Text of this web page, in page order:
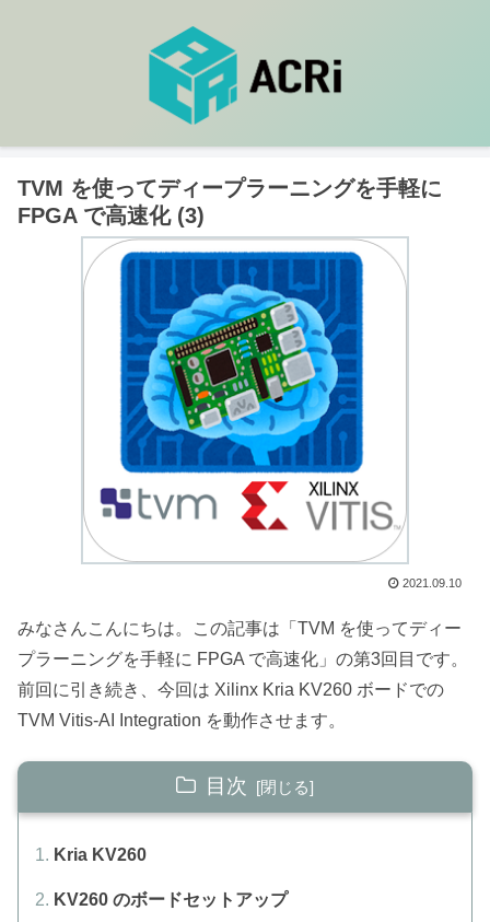
TVM を使ってディープラーニングを手軽に
FPGA で高速化 (3)
2021.09.10
みなさんこんにちは。この記事は「TVM を使ってディー
プラーニングを手軽に FPGA で高速化」の第3回目です。
前回に引き続き、今回は Xilinx Kria KV260 ボードでの
TVM Vitis-AI Integration を動作させます。
目次
Kria KV260
KV260 のボードセットアップ